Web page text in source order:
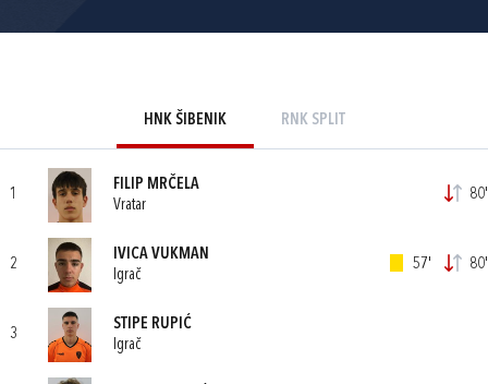
HNK ŠIBENIK RNK SPLIT
1
FILIP MRČELA
Vratar
80'
2
IVICA VUKMAN
Igrač
57' 80'
3
STIPE RUPIĆ
Igrač